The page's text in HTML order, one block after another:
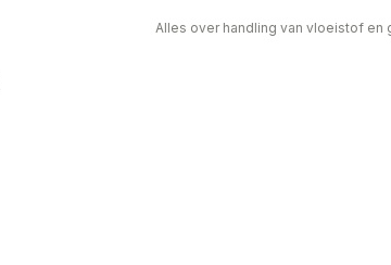
Alles over handling van vloeistof en